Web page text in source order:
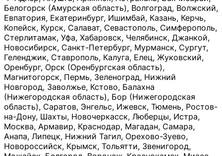
Белогорск (Амурская область), Волгоград, Волжский,
Евпатория, Екатеринбург, Ишимбай, Казань, Керчь,
Копейск, Курск, Салават, Севастополь, Симферополь,
Стерлитамак, Уфа, Хабаровск, Челябинск, Джанкой,
Новосибирск, Санкт-Петербург, Мурманск, Сургут,
Геленджик, Ставрополь, Калуга, Елец, Жуковский,
Оренбург, Орск (Оренбургская область),
Магнитогорск, Пермь, Зеленоград, Нижний
Новгород, Заволжье, Кстово, Балахна
(Нижегородская область), Бор (Нижегородская
область), Саратов, Энгельс, Ижевск, Тюмень, Ростов-
на-Дону, Шахты, Новочеркасск, Люберцы, Истра,
Москва, Армавир, Краснодар, Магадан, Самара,
Анапа, Липецк, Нижний Тагил, Орехово-Зуево,
Новороссийск, Крымск, Тольятти, Звенигород,